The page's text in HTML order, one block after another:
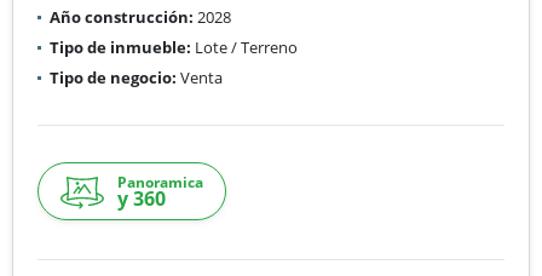
Año construcción: 2028
Tipo de inmueble: Lote / Terreno
Tipo de negocio: Venta
Panoramica
y 360